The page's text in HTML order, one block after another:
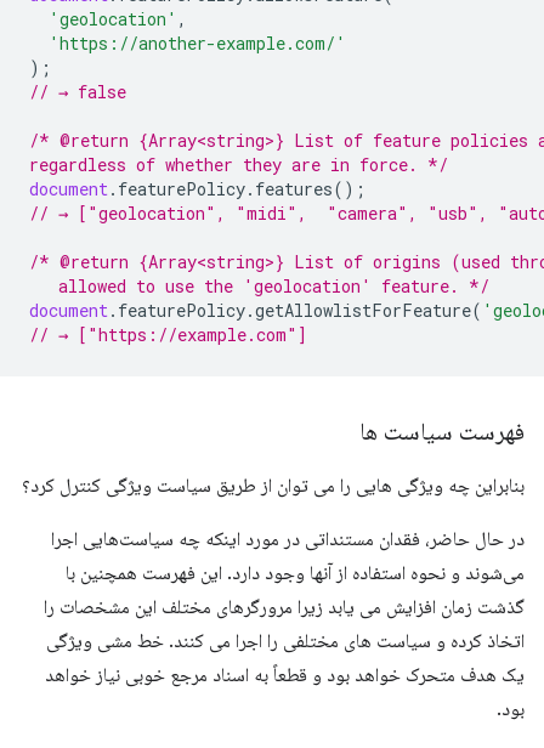
'geolocation' ,
'https://another-example.com/'
);
// → false
/* @return {Array<string>} List of feature policies
regardless of whether they are in force. */
document. featurePolicy. features();
// → ["geolocation", "midi",  "camera", "usb",
/* @return {Array<string>} List of origins (used
   allowed to use the 'geolocation' feature. */
document. featurePolicy.getAllowlistForFeature(
// → ["https://example.com"]
فهرست سیاست ها
بنابراین چه ویژگی هایی را می توان از طریق سیاست ویژگی کنترل کرد؟
در حال حاضر، فقدان مستنداتی در مورد اینکه چه سیاست‌هایی اجرا
می‌شوند و نحوه استفاده از آنها وجود دارد. این فهرست همچنین با
گذشت زمان افزایش می یابد زیرا مرورگرهای مختلف این مشخصات را
اتخاذ کرده و سیاست های مختلفی را اجرا می کنند. خط مشی ویژگی
یک هدف متحرک خواهد بود و قطعاً به اسناد مرجع خوبی نیاز خواهد
بود.